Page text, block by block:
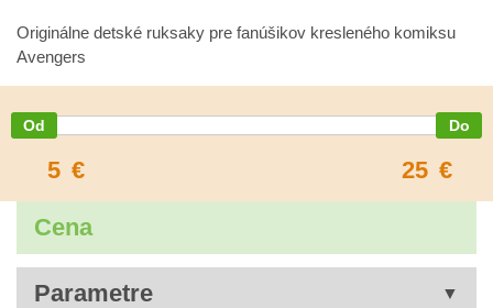
Originálne detské ruksaky pre fanúšikov kresleného komiksu
Avengers
5 € 25 €
Cena
Parametre